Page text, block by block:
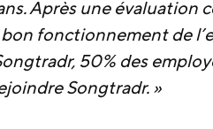
Après une évaluation
fonctionnement de
50% des
Songtradr. »